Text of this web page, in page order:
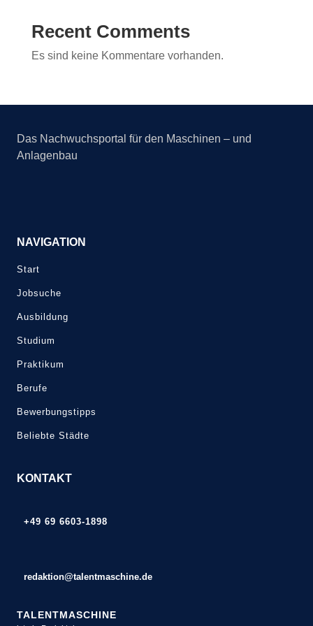
Recent Comments
Es sind keine Kommentare vorhanden.
Das Nachwuchsportal für den Maschinen – und
Anlagenbau
NAVIGATION
Start
Jobsuche
Ausbildung
Studium
Praktikum
Berufe
Bewerbungstipps
Beliebte Städte
KONTAKT
+49 69 6603-1898
redaktion@talentmaschine.de
TALENTMASCHINE